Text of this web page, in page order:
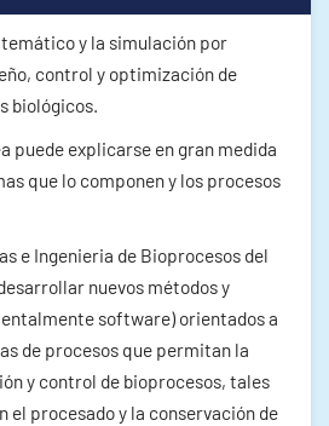
y la simulación por
control y optimización de
biológicos.
puede explicarse en gran medida
que lo componen y los procesos
e Ingenieria de Bioprocesos del
nuevos métodos y
software) orientados a
de procesos que permitan la
y control de bioprocesos, tales
el procesado y la conservación de